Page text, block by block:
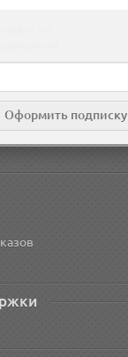
Оформить подписку